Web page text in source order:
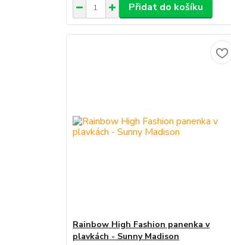
Přidat do košíku
Rainbow High Fashion panenka v
plavkách - Sunny Madison